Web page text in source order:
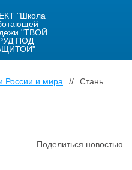
"Школа
"ТВОЙ
ПОД
России и мира //
Стань
Поделиться новостью